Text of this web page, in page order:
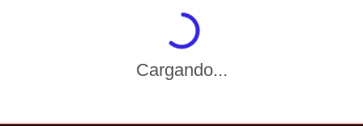
Cargando...